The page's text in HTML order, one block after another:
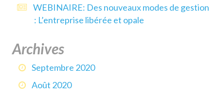
WEBINAIRE: Des nouveaux modes de gestion
: L’entreprise libérée et opale
Archives
Septembre 2020
Août 2020